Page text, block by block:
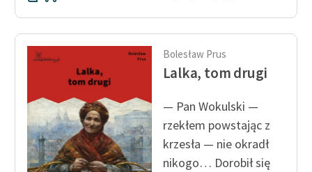
Bolesław Prus
Lalka, tom drugi
— Pan Wokulski —
rzekłem powstając z
krzesła — nie okradł
nikogo… Dorobił się